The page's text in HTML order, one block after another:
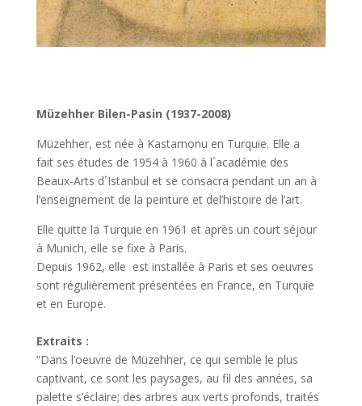
Müzehher Bilen-Pasin (1937-2008)
Müzehher, est née à Kastamonu en Turquie. Elle a
fait ses études de 1954 à 1960 à l´académie des
Beaux-Arts d´Istanbul et se consacra pendant un an à
l’enseignement de la peinture et del’histoire de l’art.
Elle quitte la Turquie en 1961 et après un court séjour
à Munich, elle se fixe à Paris.
Depuis 1962, elle est installée à Paris et ses oeuvres
sont régulièrement présentées en France, en Turquie
et en Europe.
Extraits :
“Dans l’oeuvre de Müzehher, ce qui semble le plus
captivant, ce sont les paysages, au fil des années, sa
palette s’éclaire; des arbres aux verts profonds, traités